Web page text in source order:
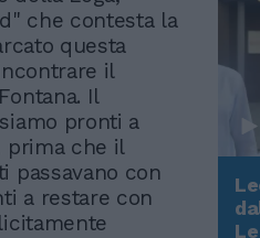
che contesta la
questa
il
Il
pronti a
prima che il
passavano con
a restare con
a Come States?